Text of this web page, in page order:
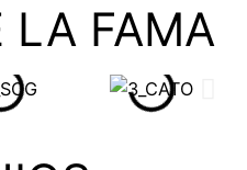
LA FAMA